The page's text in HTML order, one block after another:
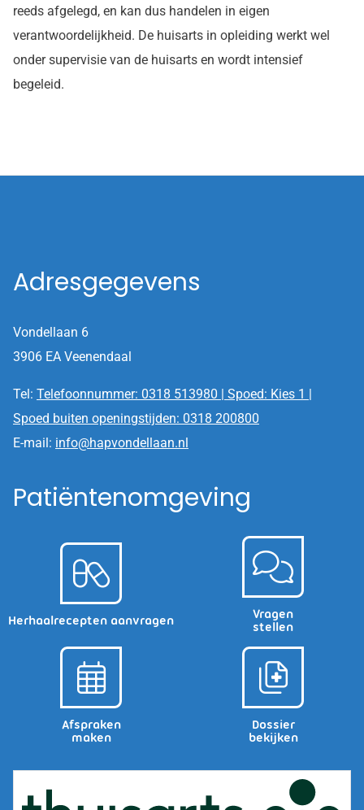
reeds afgelegd, en kan dus handelen in eigen
verantwoordelijkheid. De huisarts in opleiding werkt wel
onder supervisie van de huisarts en wordt intensief
begeleid.
Adresgegevens
Vondellaan 6
3906 EA Veenendaal
Tel: Telefoonnummer: 0318 513980 | Spoed: Kies 1 |
Spoed buiten openingstijden: 0318 200800
E-mail: info@hapvondellaan.nl
Patiëntenomgeving
Herhaalrecepten aanvragen
Vragen
stellen
Afspraken
maken
Dossier
bekijken